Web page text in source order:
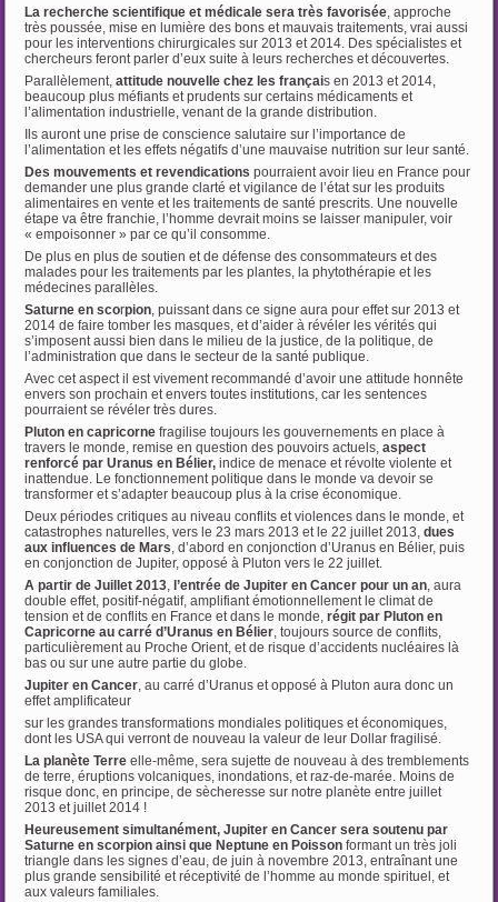
La recherche scientifique et médicale sera très favorisée, approche
très poussée, mise en lumière des bons et mauvais traitements, vrai aussi
pour les interventions chirurgicales sur 2013 et 2014. Des spécialistes et
chercheurs feront parler d’eux suite à leurs recherches et découvertes.
Parallèlement,attitude nouvelle chez les français en 2013 et 2014,
beaucoup plus méfiants et prudents sur certains médicaments et
l’alimentation industrielle, venant de la grande distribution.
Ils auront une prise de conscience salutaire sur l’importance de
l’alimentation et les effets négatifs d’une mauvaise nutrition sur leur santé.
Des mouvements et revendications pourraient avoir lieu en France pour
demander une plus grande clarté et vigilance de l’état sur les produits
alimentaires en vente et les traitements de santé prescrits. Une nouvelle
étape va être franchie, l’homme devrait moins se laisser manipuler, voir
« empoisonner » par ce qu’il consomme.
De plus en plus de soutien et de défense des consommateurs et des
malades pour les traitements par les plantes, la phytothérapie et les
médecines parallèles.
Saturne en scorpion, puissant dans ce signe aura pour effet sur 2013 et
2014 de faire tomber les masques, et d’aider à révéler les vérités qui
s’imposent aussi bien dans le milieu de la justice, de la politique, de
l’administration que dans le secteur de la santé publique.
Avec cet aspect il est vivement recommandé d’avoir une attitude honnête
envers son prochain et envers toutes institutions, car les sentences
pourraient se révéler très dures.
Pluton en capricorne fragilise toujours les gouvernements en place à
travers le monde, remise en question des pouvoirs actuels,aspect
renforcé par Uranus en Bélier,indice de menace et révolte violente et
inattendue. Le fonctionnement politique dans le monde va devoir se
transformer et s’adapter beaucoup plus à la crise économique.
Deux périodes critiques au niveau conflits et violences dans le monde, et
catastrophes naturelles, vers le 23 mars 2013 et le 22 juillet 2013,dues
aux influences de Mars, d’abord en conjonction d’Uranus en Bélier, puis
en conjonction de Jupiter, opposé à Pluton vers le 22 juillet.
A partir de Juillet 2013, l’entrée de Jupiter en Cancer pour un an, aura
double effet, positif-négatif, amplifiant émotionnellement le climat de
tension et de conflits en France et dans le monde,régit par Pluton en
Capricorne au carré d’Uranus en Bélier, toujours source de conflits,
particulièrement au Proche Orient, et de risque d’accidents nucléaires là
bas ou sur une autre partie du globe.
Jupiter en Cancer, au carré d’Uranus et opposé à Pluton aura donc un
effet amplificateur
sur les grandes transformations mondiales politiques et économiques,
dont les USA qui verront de nouveau la valeur de leur Dollar fragilisé.
La planète Terre elle-même, sera sujette de nouveau à des tremblements
de terre, éruptions volcaniques, inondations, et raz-de-marée. Moins de
risque donc, en principe, de sècheresse sur notre planète entre juillet
2013 et juillet 2014 !
Heureusement simultanément, Jupiter en Cancer sera soutenu par
Saturne en scorpion ainsi que Neptune en Poisson formant un très joli
triangle dans les signes d’eau, de juin à novembre 2013, entraînant une
plus grande sensibilité et réceptivité de l’homme au monde spirituel, et
aux valeurs familiales.